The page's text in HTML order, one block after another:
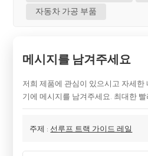
자동차 가공 부품
메시지를 남겨주세요
저희 제품에 관심이 있으시고 자세한
기에 메시지를 남겨주세요. 최대한
주제 : 선루프 트랙 가이드 레일